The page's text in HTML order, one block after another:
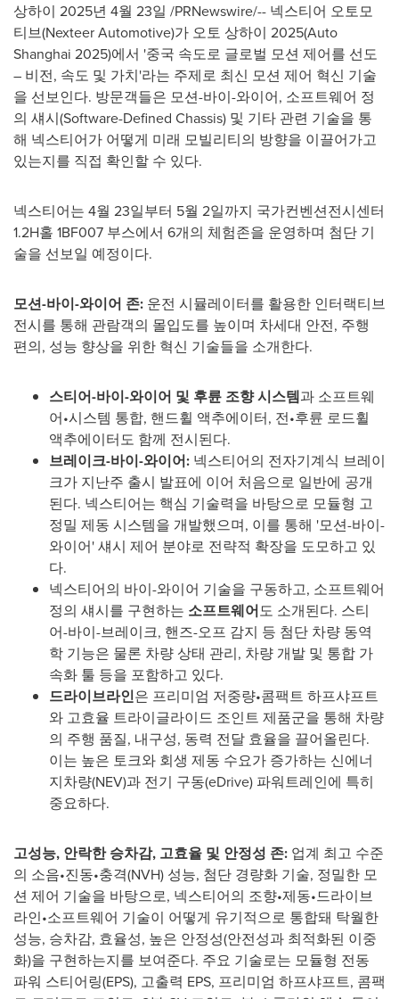
상하이 2025년 4월 23일 /PRNewswire/-- 넥스티어 오토모
티브(Nexteer Automotive)가 오토 상하이 2025(Auto
Shanghai 2025)에서 '중국 속도로 글로벌 모션 제어를 선도
– 비전, 속도 및 가치'라는 주제로 최신 모션 제어 혁신 기술
을 선보인다. 방문객들은 모션-바이-와이어, 소프트웨어 정
의 섀시(Software-Defined Chassis) 및 기타 관련 기술을 통
해 넥스티어가 어떻게 미래 모빌리티의 방향을 이끌어가고
있는지를 직접 확인할 수 있다.
넥스티어는 4월 23일부터 5월 2일까지 국가컨벤션전시센터
1.2H홀 1BF007 부스에서 6개의 체험존을 운영하며 첨단 기
술을 선보일 예정이다.
모션-바이-와이어 존: 운전 시뮬레이터를 활용한 인터랙티브
전시를 통해 관람객의 몰입도를 높이며 차세대 안전, 주행
편의, 성능 향상을 위한 혁신 기술들을 소개한다.
스티어-바이-와이어 및 후륜 조향 시스템과 소프트웨
어•시스템 통합, 핸드휠 액추에이터, 전•후륜 로드휠
액추에이터도 함께 전시된다.
브레이크-바이-와이어: 넥스티어의 전자기계식 브레이
크가 지난주 출시 발표에 이어 처음으로 일반에 공개
된다. 넥스티어는 핵심 기술력을 바탕으로 모듈형 고
정밀 제동 시스템을 개발했으며, 이를 통해 '모션-바이-
와이어' 섀시 제어 분야로 전략적 확장을 도모하고 있
다.
넥스티어의 바이-와이어 기술을 구동하고, 소프트웨어
정의 섀시를 구현하는 소프트웨어도 소개된다. 스티
어-바이-브레이크, 핸즈-오프 감지 등 첨단 차량 동역
학 기능은 물론 차량 상태 관리, 차량 개발 및 통합 가
속화 툴 등을 포함하고 있다.
드라이브라인은 프리미엄 저중량•콤팩트 하프샤프트
와 고효율 트라이글라이드 조인트 제품군을 통해 차량
의 주행 품질, 내구성, 동력 전달 효율을 끌어올린다.
이는 높은 토크와 회생 제동 수요가 증가하는 신에너
지차량(NEV)과 전기 구동(eDrive) 파워트레인에 특히
중요하다.
고성능, 안락한 승차감, 고효율 및 안정성 존: 업계 최고 수준
의 소음•진동•충격(NVH) 성능, 첨단 경량화 기술, 정밀한 모
션 제어 기술을 바탕으로, 넥스티어의 조향•제동•드라이브
라인•소프트웨어 기술이 어떻게 유기적으로 통합돼 탁월한
성능, 승차감, 효율성, 높은 안정성(안전성과 최적화된 이중
화)을 구현하는지를 보여준다. 주요 기술로는 모듈형 전동
파워 스티어링(EPS), 고출력 EPS, 프리미엄 하프샤프트, 콤팩